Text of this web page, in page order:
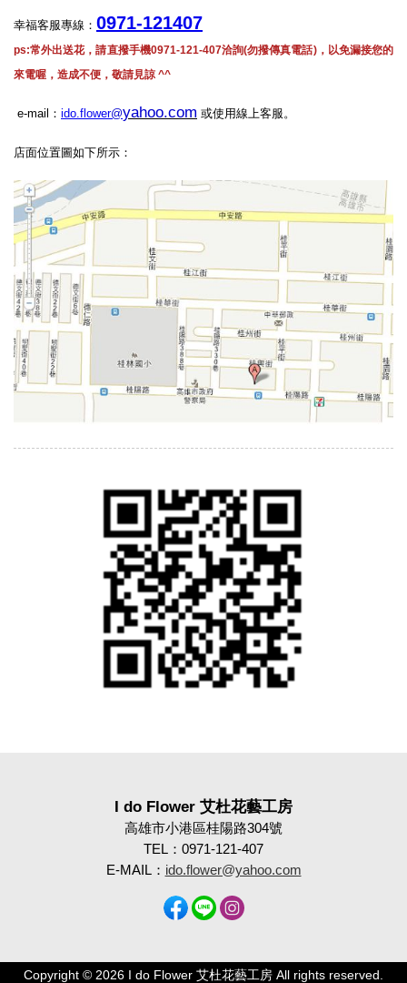
幸福客服專線： 0971-121407
ps:常外出送花，請直撥手機0971-121-407洽詢(勿撥傳真電話)，以免漏接您的
來電喔，造成不便，敬請見諒 ^^
e-mail： ido.flower@yahoo.com 或使用線上客服。
店面位置圖如下所示：
I do Flower 艾杜花藝工房
高雄市小港區桂陽路304號
TEL：0971-121-407
E-MAIL： ido.flower@yahoo.com
Copyright © 2026 I do Flower 艾杜花藝工房 All rights reserved.